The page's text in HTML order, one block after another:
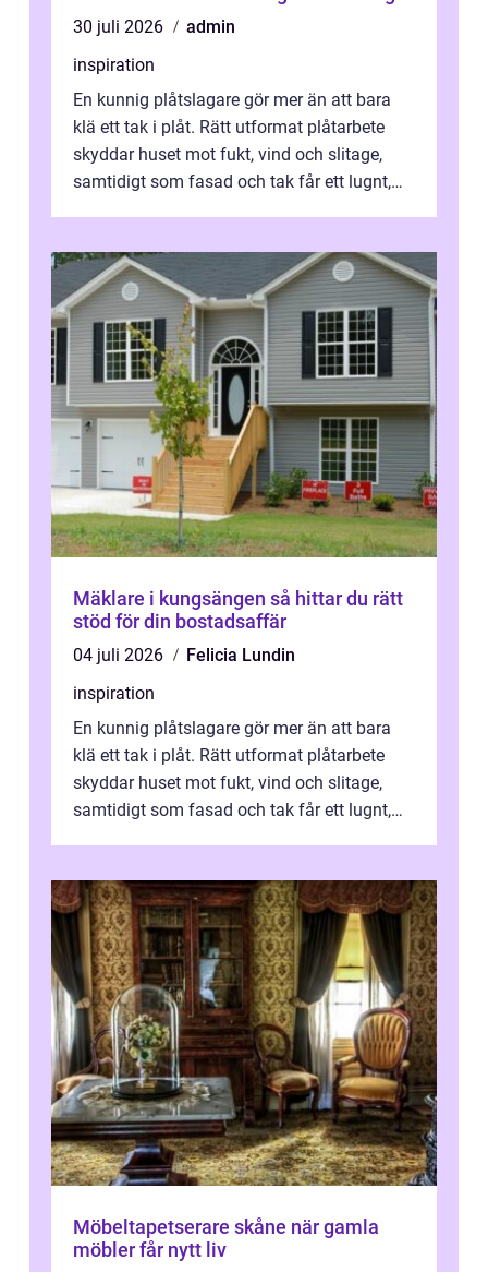
30 juli 2026
admin
inspiration
En kunnig plåtslagare gör mer än att bara
klä ett tak i plåt. Rätt utformat plåtarbete
skyddar huset mot fukt, vind och slitage,
samtidigt som fasad och tak får ett lugnt,
Mäklare i kungsängen så hittar du rätt
stöd för din bostadsaffär
04 juli 2026
Felicia Lundin
inspiration
En kunnig plåtslagare gör mer än att bara
klä ett tak i plåt. Rätt utformat plåtarbete
skyddar huset mot fukt, vind och slitage,
samtidigt som fasad och tak får ett lugnt,
Möbeltapetserare skåne när gamla
möbler får nytt liv